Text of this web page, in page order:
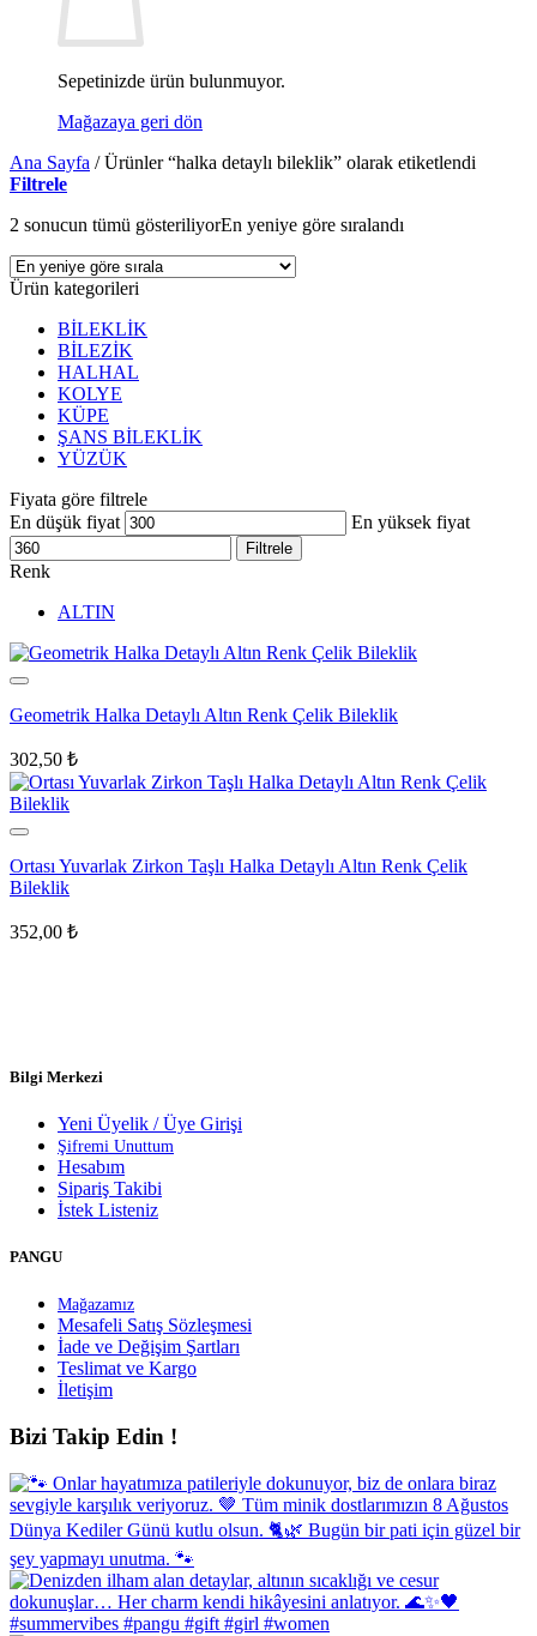
Sepetinizde ürün bulunmuyor.
Mağazaya geri dön
Ana Sayfa /Ürünler “halka detaylı bileklik” olarak etiketlendi
Filtrele
2 sonucun tümü gösteriliyorEn yeniye göre sıralandı
Ürün kategorileri
BİLEKLİK
BİLEZİK
HALHAL
KOLYE
KÜPE
ŞANS BİLEKLİK
YÜZÜK
Fiyata göre filtrele
En düşük fiyat
En yüksek fiyat
Filtrele
Renk
ALTIN
Geometrik Halka Detaylı Altın Renk Çelik Bileklik
302,50 ₺
Ortası Yuvarlak Zirkon Taşlı Halka Detaylı Altın Renk Çelik
Bileklik
352,00 ₺
Bilgi Merkezi
Yeni Üyelik / Üye Girişi
Şifremi Unuttum
Hesabım
Sipariş Takibi
İstek Listeniz
PANGU
Mağazamız
Mesafeli Satış Sözleşmesi
İade ve Değişim Şartları
Teslimat ve Kargo
İletişim
Bizi Takip Edin !